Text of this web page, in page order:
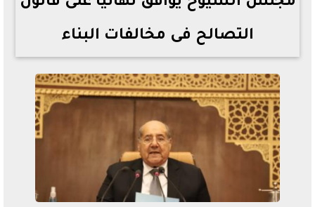
التصالح فى مخالفات البناء